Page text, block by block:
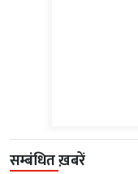
सम्बंधित ख़बरें